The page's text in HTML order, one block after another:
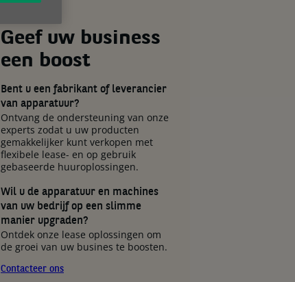
Geef uw business
een boost
Bent u een fabrikant of leverancier
van apparatuur?
Ontvang de ondersteuning van onze
experts zodat u uw producten
gemakkelijker kunt verkopen met
flexibele lease- en op gebruik
gebaseerde huuroplossingen.
Wil u de apparatuur en machines
van uw bedrijf op een slimme
manier upgraden?
Ontdek onze lease oplossingen om
de groei van uw busines te boosten.
Contacteer ons